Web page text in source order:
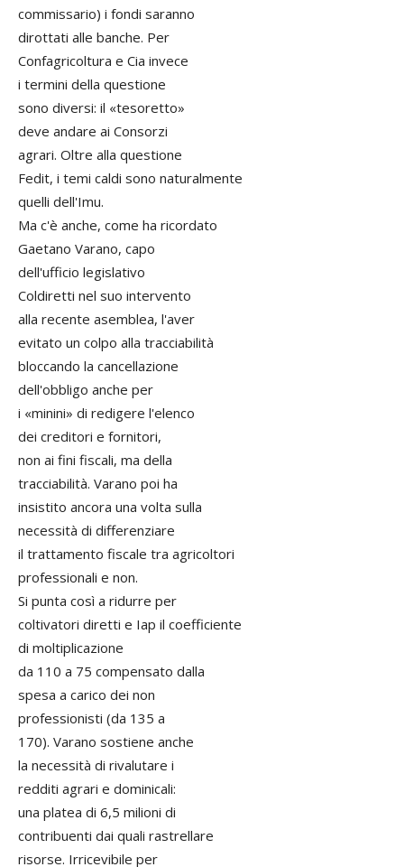
commissario) i fondi saranno
dirottati alle banche. Per
Confagricoltura e Cia invece
i termini della questione
sono diversi: il «tesoretto»
deve andare ai Consorzi
agrari. Oltre alla questione
Fedit, i temi caldi sono naturalmente
quelli dell'Imu.
Ma c'è anche, come ha ricordato
Gaetano Varano, capo
dell'ufficio legislativo
Coldiretti nel suo intervento
alla recente asemblea, l'aver
evitato un colpo alla tracciabilità
bloccando la cancellazione
dell'obbligo anche per
i «minini» di redigere l'elenco
dei creditori e fornitori,
non ai fini fiscali, ma della
tracciabilità. Varano poi ha
insistito ancora una volta sulla
necessità di differenziare
il trattamento fiscale tra agricoltori
professionali e non.
Si punta così a ridurre per
coltivatori diretti e Iap il coefficiente
di moltiplicazione
da 110 a 75 compensato dalla
spesa a carico dei non
professionisti (da 135 a
170). Varano sostiene anche
la necessità di rivalutare i
redditi agrari e dominicali:
una platea di 6,5 milioni di
contribuenti dai quali rastrellare
risorse. Irricevibile per